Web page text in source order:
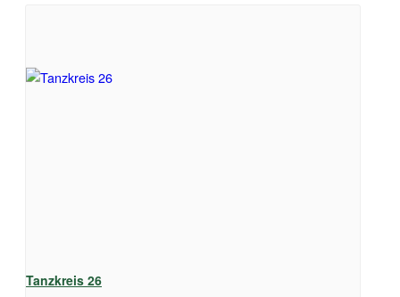
Tanzkreis 26